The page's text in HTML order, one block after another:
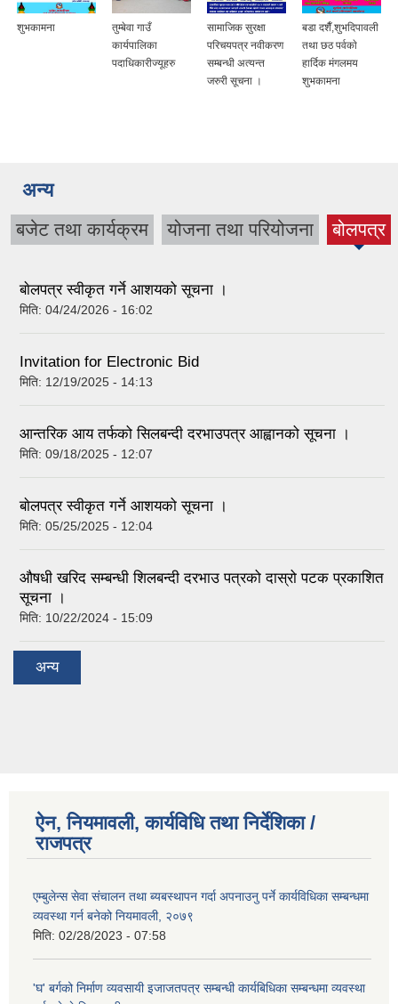
शुभकामना
तुम्बेवा गाउँ
कार्यपालिका
पदाधिकारीज्यूहरु
सामाजिक सुरक्षा
परिचयपत्र नवीकरण
सम्बन्धी अत्यन्त
जरुरी सूचना ।
बडा दशैँ,शुभदिपावली
तथा छठ पर्वकाे
हार्दिक मंगलमय
शुभकामना
अन्य
बजेट तथा कार्यक्रम योजना तथा परियोजना बोलपत्र
(active
बाेलपत्र स्वीकृत गर्ने आशयको सूचना ।
मिति: 04/24/2026 - 16:02
Invitation for Electronic Bid
मिति: 12/19/2025 - 14:13
आन्तरिक आय तर्फको सिलबन्दी दरभाउपत्र आह्वानको सूचना ।
मिति: 09/18/2025 - 12:07
बाेलपत्र स्वीकृत गर्ने आशयको सूचना ।
मिति: 05/25/2025 - 12:04
औषधी खरिद सम्बन्धी शिलबन्दी दरभाउ पत्रको दास्रो पटक प्रकाशित
सूचना ।
मिति: 10/22/2024 - 15:09
अन्य
ऐन, नियमावली, कार्यविधि तथा निर्देशिका /
राजपत्र
एम्बुलेन्स सेवा संचालन तथा ब्यबस्थापन गर्दा अपनाउनु पर्ने कार्यविधिका सम्बन्धमा
व्यवस्था गर्न बनेको नियमावली, २०७९
मिति: 02/28/2023 - 07:58
'घ' बर्गको निर्माण व्यवसायी इजाजतपत्र सम्बन्धी कार्यबिधिका सम्बन्धमा व्यवस्था